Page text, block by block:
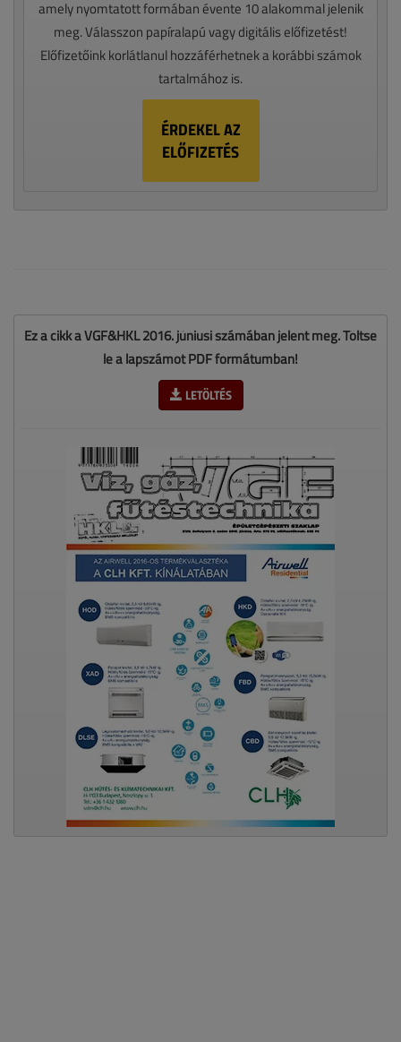
amely nyomtatott formában évente 10 alakommal jelenik
meg. Válasszon papíralapú vagy digitális előfizetést!
Előfizetőink korlátlanul hozzáférhetnek a korábbi számok
tartalmához is.
ÉRDEKEL AZ
ELŐFIZETÉS
Ez a cikk a VGF&HKL 2016. júniusi számában jelent meg. Töltse
le a lapszámot PDF formátumban!
LETÖLTÉS